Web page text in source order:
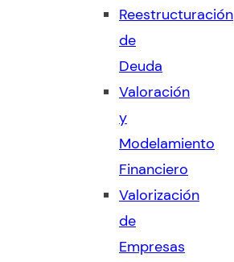
Reestructuración
de
Deuda
Valoración
y
Modelamiento
Financiero
Valorización
de
Empresas